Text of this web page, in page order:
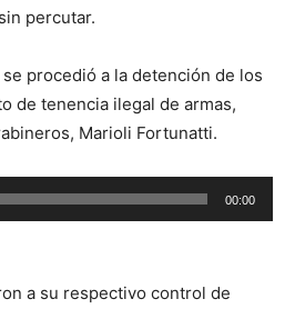
percutar.
procedió a la detención de los
de tenencia ilegal de armas,
Marioli Fortunatti.
00:00
a su respectivo control de